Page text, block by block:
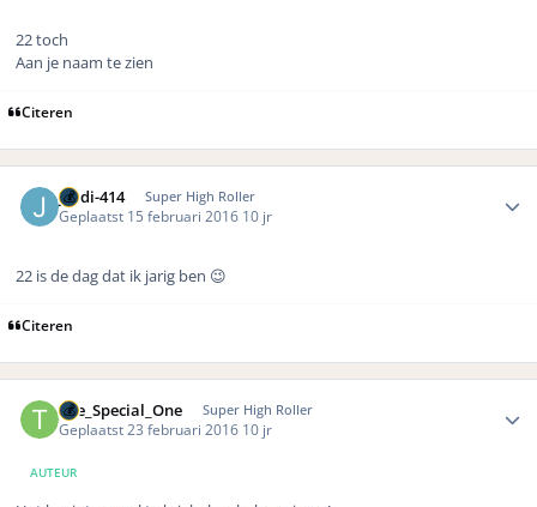
22 toch
Aan je naam te zien
Citeren
jordi-414 Super High Roller
Geplaatst 15 februari 2016 10 jr
22 is de dag dat ik jarig ben 😉
Citeren
The_Special_One Super High Roller
Geplaatst23 februari 2016 10 jr
AUTEUR